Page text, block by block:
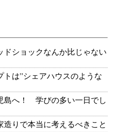
ショックなんか比じゃない
は”シェアハウスのような
島へ！ 学びの多い一日でし
りで本当に考えるべきこと